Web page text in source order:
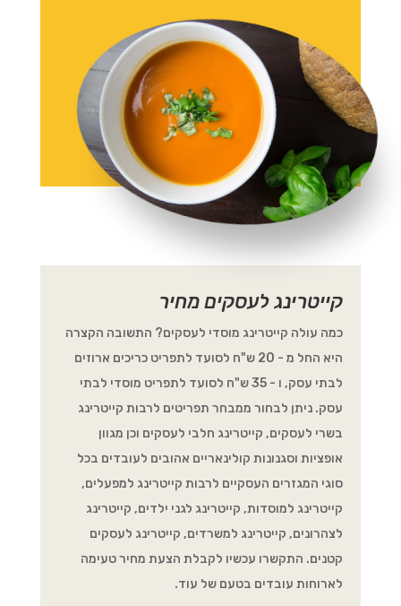
קייטרינג לעסקים מחיר
כמה עולה קייטרינג מוסדי לעסקים? התשובה הקצרה
היא החל מ - 20 ש"ח לסועד לתפריט כריכים ארוזים
לבתי עסק, ו - 35 ש"ח לסועד לתפריט מוסדי לבתי
עסק. ניתן לבחור ממבחר תפריטים לרבות קייטרינג
בשרי לעסקים, קייטרינג חלבי לעסקים וכן מגוון
אופציות וסגנונות קולינאריים אהובים לעובדים בכל
סוגי המגזרים העסקיים לרבות קייטרינג למפעלים,
קייטרינג למוסדות, קייטרינג לגני ילדים, קייטרינג
לצהרונים, קייטרינג למשרדים, קייטרינג לעסקים
קטנים. התקשרו עכשיו לקבלת הצעת מחיר טעימה
לארוחות עובדים בטעם של עוד.